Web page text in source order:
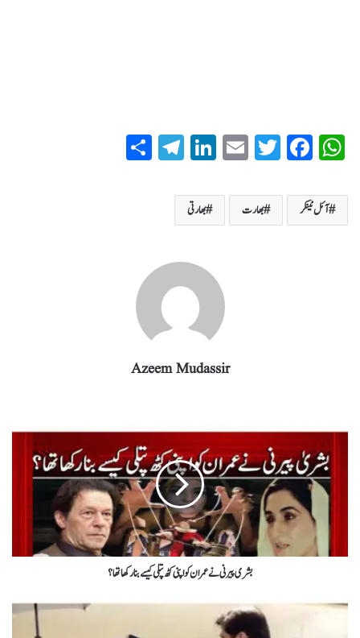
W
ha
ts
A
Fa
ce
bo
ok
T
wi
tte
r
E
m
ail
Li
nk
ed
In
T
el
آئل ٹینکر بھارت بھارتی
Azeem Mudassir
بشری پیرنی نے عمران کو اپنی کٹھ پتلی کیسے بنا رکھا تھا؟